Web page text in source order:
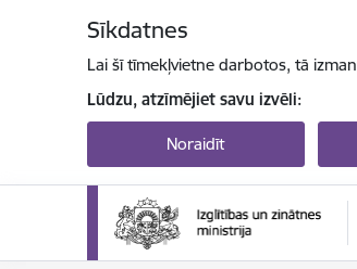
Sīkdatnes
Lai šī tīmekļvietne darbotos, tā
Lūdzu, atzīmējiet savu izvēli:
Noraidīt